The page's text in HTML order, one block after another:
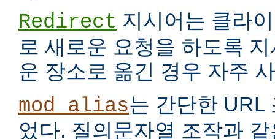
Redirect 지시어는 클라
로 새로운 요청을 하도록
운 장소로 옮긴 경우 자주
mod_alias는 간단한 URL
었다. 질의문자열 조작과